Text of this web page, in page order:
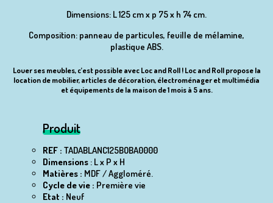
Dimensions: L 125 cm x p 75 x h 74 cm.
Composition: panneau de particules, feuille de mélamine,
plastique ABS.
Louer ses meubles, c’est possible avec Loc and Roll ! Loc and Roll propose la
location de mobilier, articles de décoration, électroménager et multimédia
et équipements de la maison de 1 mois à 5 ans.
Produit
REF : TADABLANC125BOBA0000
Dimensions: L x P x H
Matières : MDF / Aggloméré.
Cycle de vie : Première vie
Etat : Neuf